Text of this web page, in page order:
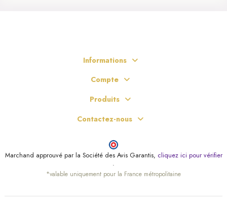
(15 avis)
Informations
Compte
Produits
Contactez-nous
Marchand approuvé par la Société des Avis Garantis, cliquez ici pour vérifier
.
*valable uniquement pour la France métropolitaine